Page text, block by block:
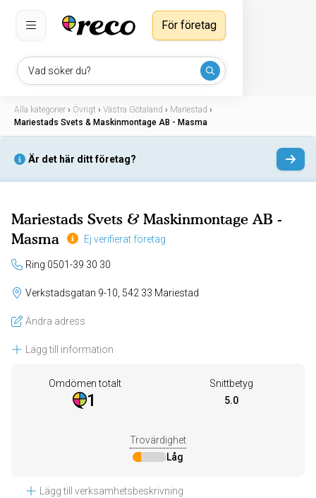
Vad söker du?
För företag
Alla kategorier › Övrigt › Västra Götaland › Mariestad ›
Mariestads Svets & Maskinmontage AB - Masma
Är det här ditt företag?
Mariestads Svets & Maskinmontage AB -
Masma
Ej verifierat företag
Ring 0501-39 30 30
Verkstadsgatan 9-10, 542 33 Mariestad
Ändra adress
Lägg till information
Omdömen totalt
1
Snittbetyg
5.0
Trovärdighet
Låg
Lägg till verksamhetsbeskrivning